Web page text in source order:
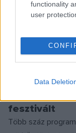
functionality
user
Data
ottmaradtak az
szerepükben
belénk égetett?
fesztivált
Több száz